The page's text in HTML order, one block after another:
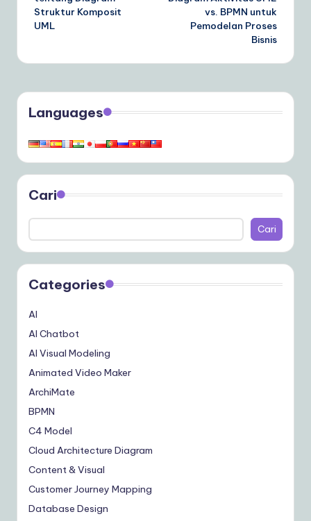
Struktur Komposit
UML
vs. BPMN untuk
Pemodelan Proses
Bisnis
Languages
Cari
Cari
Categories
AI
AI Chatbot
AI Visual Modeling
Animated Video Maker
ArchiMate
BPMN
C4 Model
Cloud Architecture Diagram
Content & Visual
Customer Journey Mapping
Database Design